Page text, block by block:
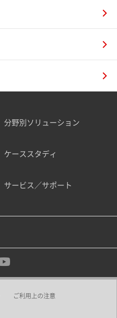
分野別ソリューション
ケーススタディ
サービス／サポート
ご利用上の注意